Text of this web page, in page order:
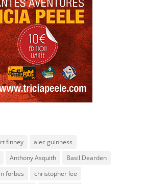
finney
alec guinness
Anthony Asquith
Basil Dearden
forbes
christopher lee